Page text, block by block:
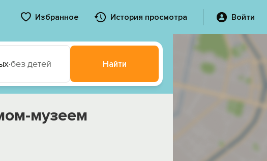
Избранное История просмотра Войти
·без детей Найти
музеем